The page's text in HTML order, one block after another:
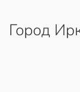
Перейти к
Город